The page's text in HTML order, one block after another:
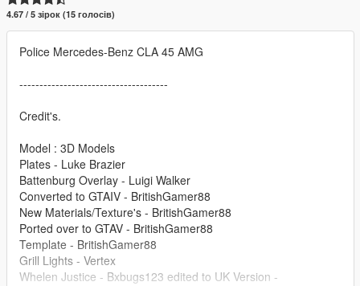
4.67 / 5 зірок (15 голосів)
Police Mercedes-Benz CLA 45 AMG
-------------------------------------
Credit's.
Model : 3D Models
Plates - Luke Brazier
Battenburg Overlay - Luigi Walker
Converted to GTAIV - BritishGamer88
New Materials/Texture's - BritishGamer88
Ported over to GTAV - BritishGamer88
Template - BritishGamer88
Grill Lights - Vertex
Whelen Justice - Bxbugs123 edited to UK Version -